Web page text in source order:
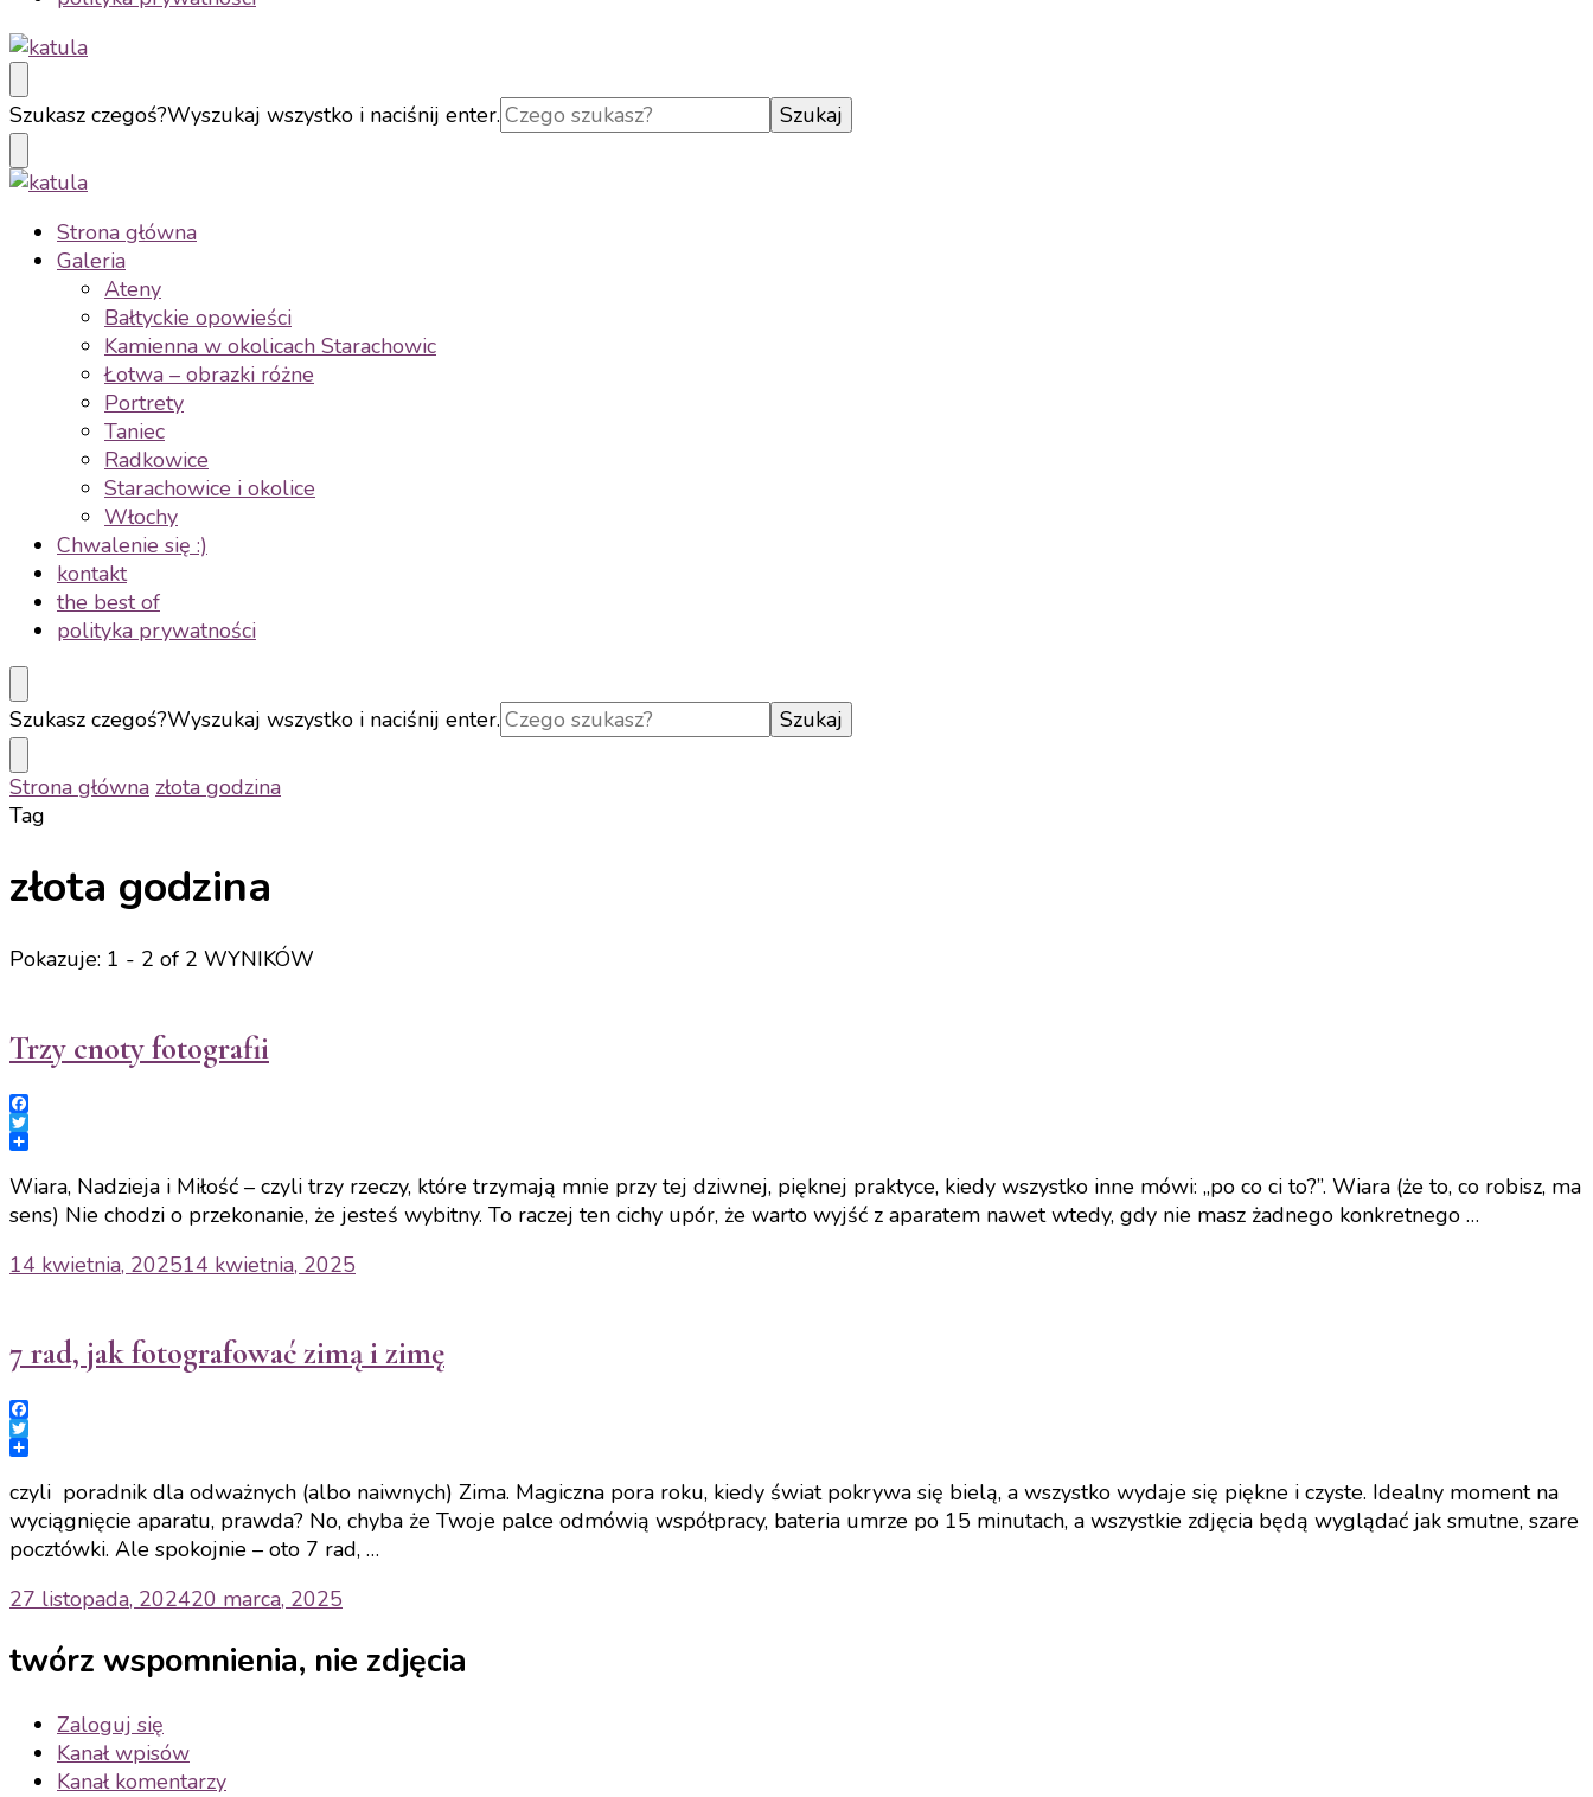
katula
twórz wspomnienia, nie zdjęcia
Szukasz czegoś?Wyszukaj wszystko i naciśnij enter.
katula
twórz wspomnienia, nie zdjęcia
Strona główna
Galeria
Ateny
Bałtyckie opowieści
Kamienna w okolicach Starachowic
Łotwa – obrazki różne
Portrety
Taniec
Radkowice
Starachowice i okolice
Włochy
Chwalenie się :)
kontakt
the best of
polityka prywatności
Szukasz czegoś?Wyszukaj wszystko i naciśnij enter.
Strona główna złota godzina
Tag
złota godzina
Pokazuje: 1 - 2 of 2 WYNIKÓW
Trzy cnoty fotografii
Facebook
Twitter
Share
Wiara, Nadzieja i Miłość – czyli trzy rzeczy, które trzymają mnie przy tej dziwnej, pięknej praktyce, kiedy wszystko inne mówi: „po co ci to?”. Wiara (że to, co robisz, ma
sens) Nie chodzi o przekonanie, że jesteś wybitny. To raczej ten cichy upór, że warto wyjść z aparatem nawet wtedy, gdy nie masz żadnego konkretnego …
14 kwietnia, 202514 kwietnia, 2025
7 rad, jak fotografować zimą i zimę
Facebook
Twitter
Share
czyli poradnik dla odważnych (albo naiwnych) Zima. Magiczna pora roku, kiedy świat pokrywa się bielą, a wszystko wydaje się piękne i czyste. Idealny moment na
wyciągnięcie aparatu, prawda? No, chyba że Twoje palce odmówią współpracy, bateria umrze po 15 minutach, a wszystkie zdjęcia będą wyglądać jak smutne, szare
pocztówki. Ale spokojnie – oto 7 rad, …
27 listopada, 202420 marca, 2025
twórz wspomnienia, nie zdjęcia
Zaloguj się
Kanał wpisów
Kanał komentarzy